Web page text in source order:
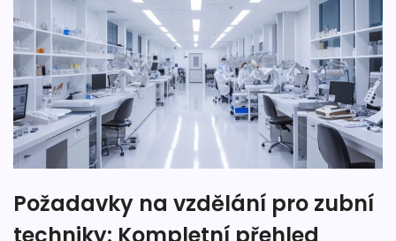
Požadavky na vzdělání pro zubní